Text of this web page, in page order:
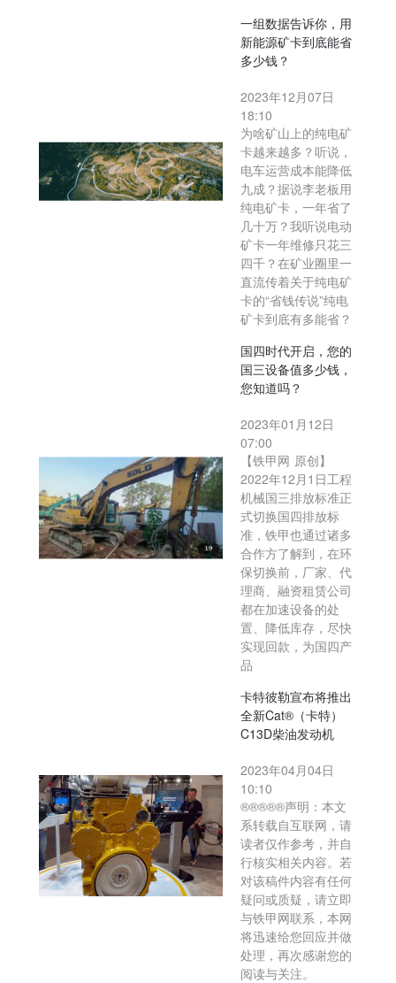
一组数据告诉你，用
新能源矿卡到底能省
多少钱？
2023年12月07日
18:10
为啥矿山上的纯电矿
卡越来越多？听说，
电车运营成本能降低
九成？据说李老板用
纯电矿卡，一年省了
几十万？我听说电动
矿卡一年维修只花三
四千？在矿业圈里一
直流传着关于纯电矿
卡的“省钱传说”纯电
矿卡到底有多能省？
国四时代开启，您的
国三设备值多少钱，
您知道吗？
2023年01月12日
07:00
【铁甲网 原创】
2022年12月1日工程
机械国三排放标准正
式切换国四排放标
准，铁甲也通过诸多
合作方了解到，在环
保切换前，厂家、代
理商、融资租赁公司
都在加速设备的处
置、降低库存，尽快
实现回款，为国四产
品
卡特彼勒宣布将推出
全新Cat®（卡特）
C13D柴油发动机
2023年04月04日
10:10
®®®®®声明：本文
系转载自互联网，请
读者仅作参考，并自
行核实相关内容。若
对该稿件内容有任何
疑问或质疑，请立即
与铁甲网联系，本网
将迅速给您回应并做
处理，再次感谢您的
阅读与关注。